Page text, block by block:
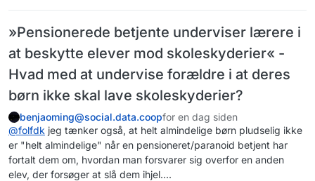
»Pensionerede betjente underviser lærere i
at beskytte elever mod skoleskyderier« -
Hvad med at undervise forældre i at deres
børn ikke skal lave skoleskyderier?
benjaoming@social.data.coopfor en dag siden
@folfdk jeg tænker også, at helt almindelige børn pludselig ikke
er "helt almindelige" når en pensioneret/paranoid betjent har
fortalt dem om, hvordan man forsvarer sig overfor en anden
elev, der forsøger at slå dem ihjel....